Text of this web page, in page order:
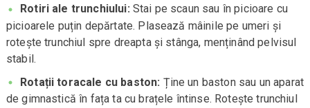
Rotiri ale trunchiului: Stai pe scaun sau în picioare cu
picioarele puțin depărtate. Plasează mâinile pe umeri și
rotește trunchiul spre dreapta și stânga, menținând pelvisul
stabil.
Rotații toracale cu baston: Ține un baston sau un aparat
de gimnastică în fața ta cu brațele întinse. Rotește trunchiul